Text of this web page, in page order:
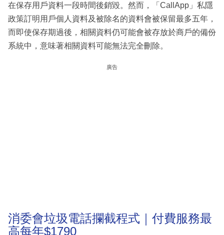
在保存用戶資料一段時間後銷毀。然而，「CallApp」私隱
政策訂明用戶個人資料及被除名的資料會被保留最多五年，
而即使保存期過後，相關資料仍可能會被存放於商戶的備份
系統中，意味著相關資料可能無法完全刪除。
廣告
消委會垃圾電話攔截程式｜付費服務最
高每年$1790